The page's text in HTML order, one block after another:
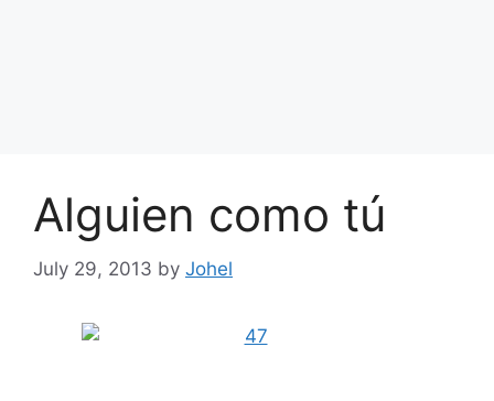
Alguien como tú
July 29, 2013 by Johel